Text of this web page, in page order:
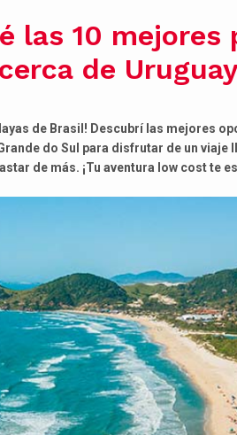
las 10 mejores
de Uruguay
de Brasil! Descubrí las mejores
do Sul para disfrutar de un viaje
de más. ¡Tu aventura low cost te